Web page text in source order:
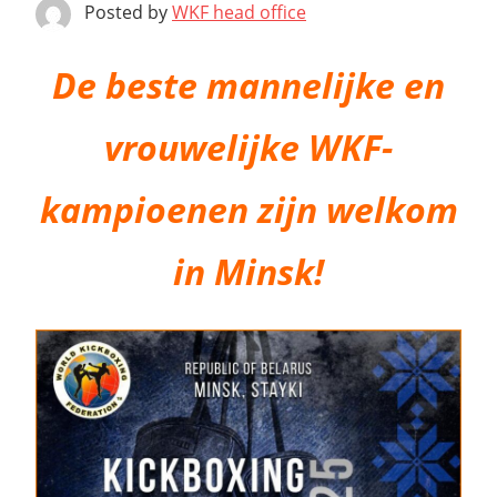
Posted byWKF head office
De beste mannelijke en
vrouwelijke WKF-
kampioenen zijn welkom
in Minsk!